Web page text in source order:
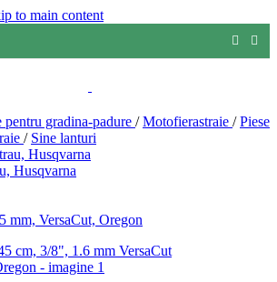
to main content
pentru gradina-padure / Motofierastraie / Piese
/ Sine lanturi
Husqvarna
mm, VersaCut, Oregon